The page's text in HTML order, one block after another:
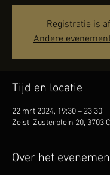
Registratie is
Andere
Tijd en locatie
22 mrt 2024, 19:30 – 23:30
Zeist, Zusterplein 20, 3703
Over het